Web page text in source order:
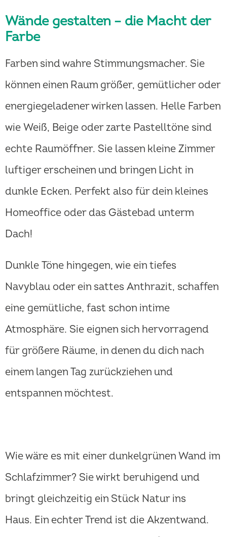
Wände gestalten – die Macht der
Farbe
Farben sind wahre Stimmungsmacher. Sie
können einen Raum größer, gemütlicher oder
energiegeladener wirken lassen. Helle Farben
wie Weiß, Beige oder zarte Pastelltöne sind
echte Raumöffner. Sie lassen kleine Zimmer
luftiger erscheinen und bringen Licht in
dunkle Ecken. Perfekt also für dein kleines
Homeoffice oder das Gästebad unterm
Dach!
Dunkle Töne hingegen, wie ein tiefes
Navyblau oder ein sattes Anthrazit, schaffen
eine gemütliche, fast schon intime
Atmosphäre. Sie eignen sich hervorragend
für größere Räume, in denen du dich nach
einem langen Tag zurückziehen und
entspannen möchtest.
Wie wäre es mit einer dunkelgrünen Wand im
Schlafzimmer? Sie wirkt beruhigend und
bringt gleichzeitig ein Stück Natur ins
Haus. Ein echter Trend ist die Akzentwand.